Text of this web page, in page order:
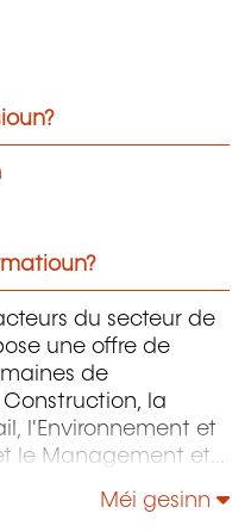
du secteur de
une offre de
de
la
l'Environnement et
le Management et
Méi gesinn